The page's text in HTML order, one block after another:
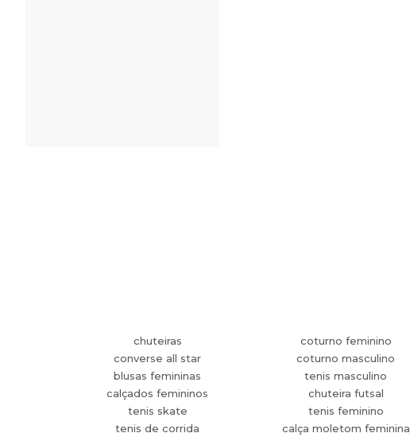
chuteiras
converse all star
blusas femininas
calçados femininos
tenis skate
tenis de corrida
coturno feminino
coturno masculino
tenis masculino
chuteira futsal
tenis feminino
calça moletom feminina